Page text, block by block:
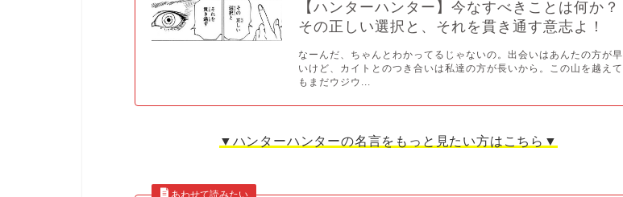
【ハンターハンター】今なすべきことは何か？
その正しい選択と、それを貫き通す意志よ！
なーんだ、ちゃんとわかってるじゃないの。出会いはあんたの方が早
いけど、カイトとのつき合いは私達の方が長いから。この山を越えて
もまだウジウ...
▼ハンターハンターの名言をもっと見たい方はこちら▼